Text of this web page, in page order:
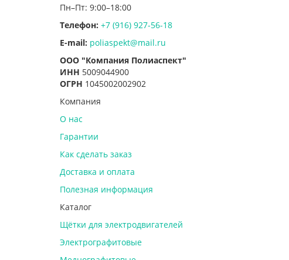
Пн–Пт: 9:00–18:00
Телефон: +7 (916) 927-56-18
E-mail: poliaspekt@mail.ru
ООО "Компания Полиаспект"
ИНН 5009044900
ОГРН 1045002002902
Компания
О нас
Гарантии
Как сделать заказ
Доставка и оплата
Полезная информация
Каталог
Щётки для электродвигателей
Электрографитовые